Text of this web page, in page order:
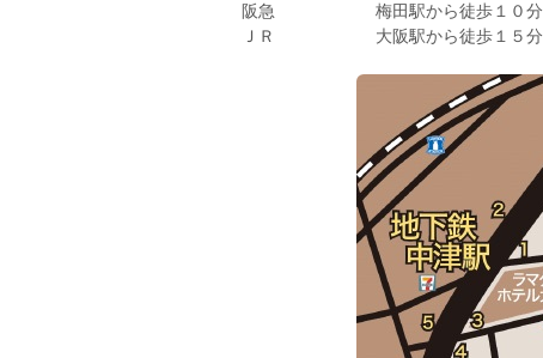
阪急 梅田駅から徒歩１０分
ＪＲ 大阪駅から徒歩１５分